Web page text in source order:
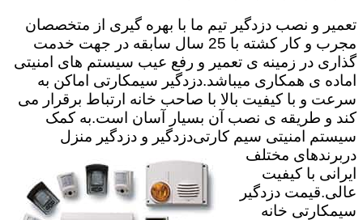
تعمیر و نصب دزدگیر تیم ما با بهره گیری از متخصصان
مجرب و کار کشته با 25 سال سابقه در جهت خدمت
گذاری در زمینه ی تعمیر و رفع عیب سیستم های امنیتی
اماده ی همکاری میباشد.دزدگیر سیمکارتی اماکن به
سرعت و با کیفیت بالا با صاحب خانه ارتباط برقرار می
کند و طریقه ی نصب آن بسیار آسان است.به کمک
سیستم امنیتی سیم کارتیدزدگیر و دزدگیر منزل
دربرندهای مختلف
ایرانی با کیفیت
عالی.قیمت دزدگیر
سیمکارتی خانه